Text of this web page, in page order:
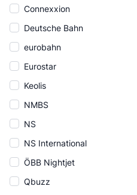
Connexxion
Deutsche Bahn
eurobahn
Eurostar
Keolis
NMBS
NS
NS International
ÖBB Nightjet
Qbuzz